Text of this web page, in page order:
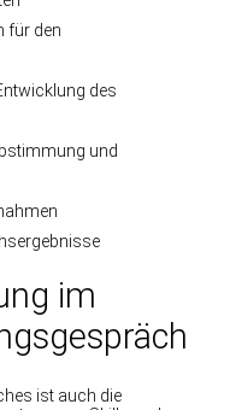
für den
des
und
im
ist auch die